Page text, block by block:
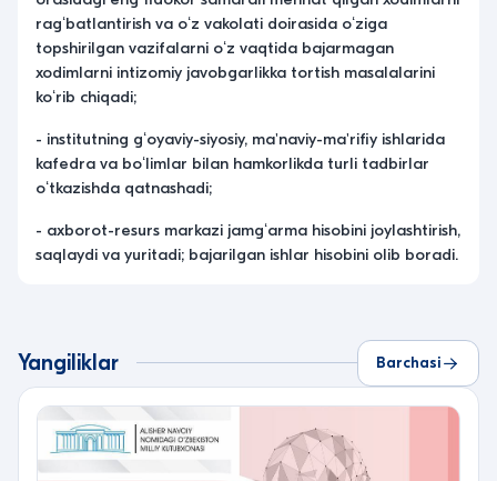
ragʻbatlantirish va oʻz vakolati doirasida oʻziga
topshirilgan vazifalarni oʻz vaqtida bajarmagan
xodimlarni intizomiy javobgarlikka tortish masalalarini
koʻrib chiqadi;
- institutning gʻoyaviy-siyosiy, ma'naviy-ma'rifiy ishlarida
kafedra va boʻlimlar bilan hamkorlikda turli tadbirlar
oʻtkazishda qatnashadi;
- axborot-resurs markazi jamgʻarma hisobini joylashtirish,
saqlaydi va yuritadi; bajarilgan ishlar hisobini olib boradi.
Yangiliklar Barchasi